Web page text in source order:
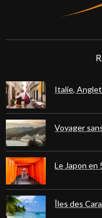
Italie,
Voyager
Le Japon en
Îles des